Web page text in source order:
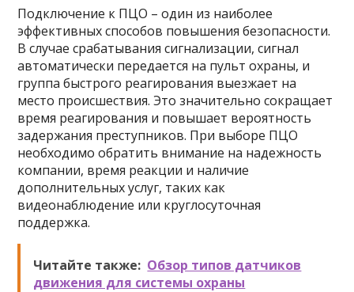
Подключение к ПЦО – один из наиболее
эффективных способов повышения безопасности.
В случае срабатывания сигнализации, сигнал
автоматически передается на пульт охраны, и
группа быстрого реагирования выезжает на
место происшествия. Это значительно сокращает
время реагирования и повышает вероятность
задержания преступников. При выборе ПЦО
необходимо обратить внимание на надежность
компании, время реакции и наличие
дополнительных услуг, таких как
видеонаблюдение или круглосуточная
поддержка.
Читайте также: Обзор типов датчиков
движения для системы охраны